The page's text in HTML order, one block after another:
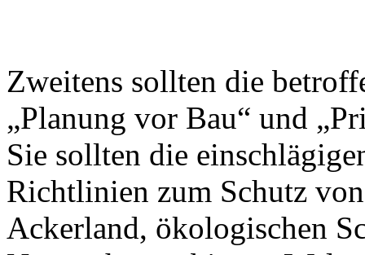
Zweitens sollten die
„Planung vor Bau“ und
Sie sollten die
Richtlinien zum Schutz
Ackerland, ökologischen